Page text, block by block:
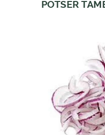
POTSER